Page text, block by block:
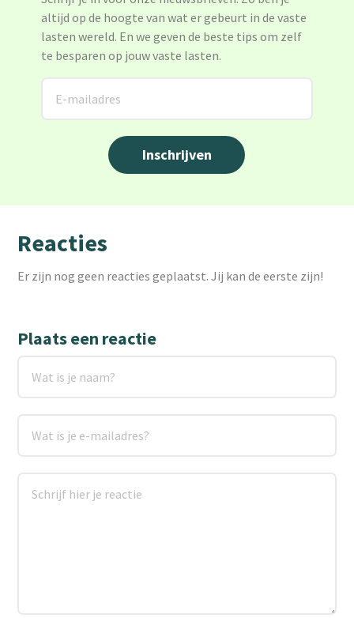
altijd op de hoogte van wat er gebeurt in de vaste
lasten wereld. En we geven de beste tips om zelf
te besparen op jouw vaste lasten.
Reacties
Er zijn nog geen reacties geplaatst. Jij kan de eerste zijn!
Plaats een reactie